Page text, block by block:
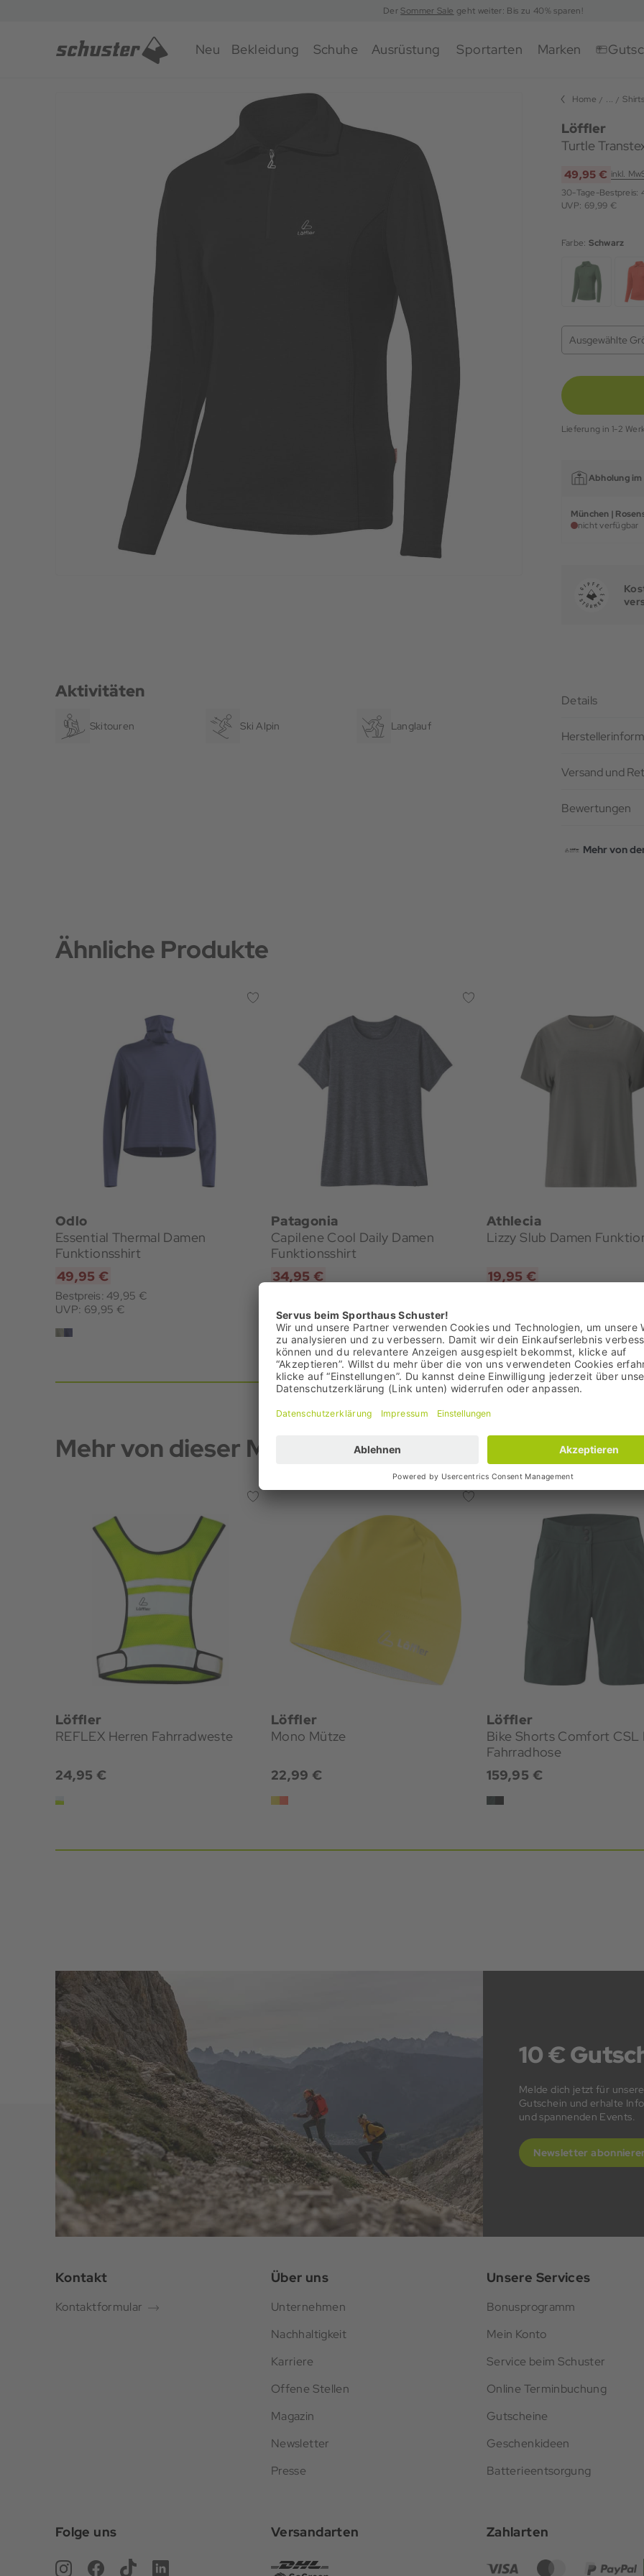
DerSommer Sale geht weiter: Bis zu 40% sparen!
Neu Bekleidung Schuhe Ausrüstung Sportarten Marken
Home ... Shirts
Löffler
Turtle
49,95 € inkl.
30-Tage-Bestpreis:
UVP: 69,99 €
Farbe: Schwarz
Ausgewählte
Lieferung in 1-2
Abholung im
München |
nicht verfügbar
Aktivitäten
Skitouren Ski Alpin Langlauf
Details
Versand und
Bewertungen
Mehr von
Ähnliche Produkte
Odlo
Essential Thermal Damen
Funktionsshirt
49,95 €
Bestpreis: 49,95 €
UVP: 69,95 €
Patagonia
Capilene Cool Daily Damen
Funktionsshirt
34,95 €
UVP: 45,00 €
Athlecia
Lizzy Slub Damen
19,95 €
Mehr von dieser Marke
Löffler
REFLEX Herren Fahrradweste
24,95 €
Löffler
Mono Mütze
22,99 €
Löffler
Bike Shorts Comfort CSL
Fahrradhose
159,95 €
10 €
Melde dich jetzt für
Gutschein und erhalte
und spannenden Events.
Newsletter
Kontakt
Kontaktformular
Über uns
Unternehmen
Nachhaltigkeit
Karriere
Offene Stellen
Magazin
Newsletter
Presse
Unsere Services
Bonusprogramm
Mein Konto
Service beim Schuster
Online Terminbuchung
Gutscheine
Geschenkideen
Batterieentsorgung
Folge uns Versandarten Zahlarten